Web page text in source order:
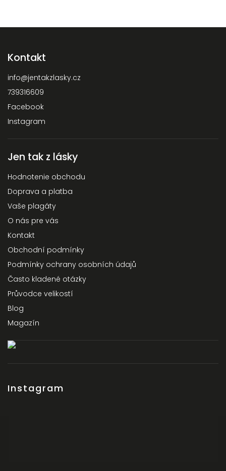
Kontakt
info@jentakzlasky.cz
739316609
Facebook
Instagram
Jen tak z lásky
Hodnotenie obchodu
Doprava a platba
Vaše plagáty
O nás pre vás
Kontakt
Obchodní podmínky
Podmínky ochrany osobních údajů
Často kladené otázky
Průvodce velikostí
Blog
Magazín
Instagram